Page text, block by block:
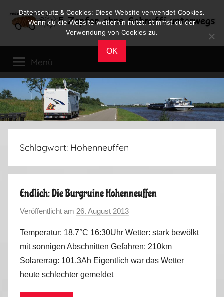
Inhalt
Reiseblog
Leben
im
Wohnmobil
Menü
Schlagwort: Hohenneuffen
Endlich: Die Burgruine Hohenneuffen
Veröffentlicht am 26. August 2013
n
M
a
Temperatur: 18,7°C 16:30Uhr Wetter: stark bewölkt
mit sonnigen Abschnitten Gefahren: 210km
Solarerrag: 101,3Ah Eigentlich war das Wetter
heute schlechter gemeldet
Datenschutz & Cookies: Diese Website verwendet Cookies.
Wenn du die Website weiterhin nutzt, stimmst du der
Verwendung von Cookies zu.
OK